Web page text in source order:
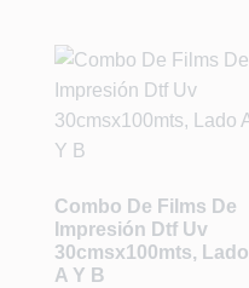
Combo De Films De
Impresión Dtf Uv
30cmsx100mts, Lado
A Y B